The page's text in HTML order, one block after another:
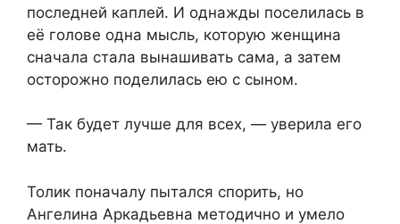
последней каплей. И однажды поселилась в
её голове одна мысль, которую женщина
сначала стала вынашивать сама, а затем
осторожно поделилась ею с сыном.
— Так будет лучше для всех, — уверила его
мать.
Толик поначалу пытался спорить, но
Ангелина Аркадьевна методично и умело